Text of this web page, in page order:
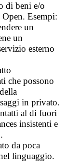
di beni e/o
Esempi:
un
un
esterno
che possono
in privato.
al di fuori
insistenti e
da poca
linguaggio.